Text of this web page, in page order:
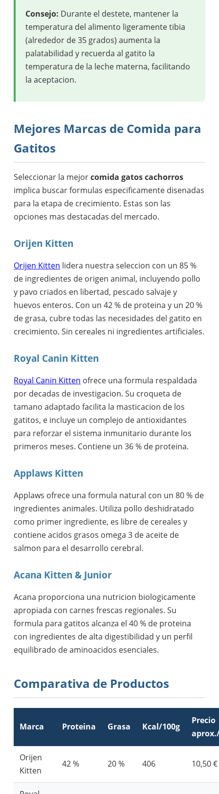
Consejo: Durante el destete, mantener la
temperatura del alimento ligeramente tibia
(alrededor de 35 grados) aumenta la
palatabilidad y recuerda al gatito la
temperatura de la leche materna, facilitando
la aceptacion.
Mejores Marcas de Comida para
Gatitos
Seleccionar la mejorcomida gatos cachorros
implica buscar formulas especificamente disenadas
para la etapa de crecimiento. Estas son las
opciones mas destacadas del mercado.
Orijen Kitten
Orijen Kitten lidera nuestra seleccion con un 85 %
de ingredientes de origen animal, incluyendo pollo
y pavo criados en libertad, pescado salvaje y
huevos enteros. Con un 42 % de proteina y un 20 %
de grasa, cubre todas las necesidades del gatito en
crecimiento. Sin cereales ni ingredientes artificiales.
Royal Canin Kitten
Royal Canin Kitten ofrece una formula respaldada
por decadas de investigacion. Su croqueta de
tamano adaptado facilita la masticacion de los
gatitos, e incluye un complejo de antioxidantes
para reforzar el sistema inmunitario durante los
primeros meses. Contiene un 36 % de proteina.
Applaws Kitten
Applaws ofrece una formula natural con un 80 % de
ingredientes animales. Utiliza pollo deshidratado
como primer ingrediente, es libre de cereales y
contiene acidos grasos omega 3 de aceite de
salmon para el desarrollo cerebral.
Acana Kitten & Junior
Acana proporciona una nutricion biologicamente
apropiada con carnes frescas regionales. Su
formula para gatitos alcanza el 40 % de proteina
con ingredientes de alta digestibilidad y un perfil
equilibrado de aminoacidos esenciales.
Comparativa de Productos
Marca Proteina Grasa Kcal/100g
Precio
Orijen
Kitten
42 % 20 % 406 10,50 €